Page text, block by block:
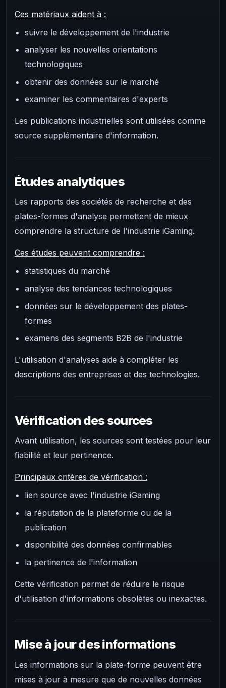
Ces matériaux aident à :
suivre le développement de l'industrie
analyser les nouvelles orientations
technologiques
obtenir des données sur le marché
examiner les commentaires d'experts
Les publications industrielles sont utilisées comme
source supplémentaire d'information.
Études analytiques
Les rapports des sociétés de recherche et des
plates-formes d'analyse permettent de mieux
comprendre la structure de l'industrie iGaming.
Ces études peuvent comprendre :
statistiques du marché
analyse des tendances technologiques
données sur le développement des plates-
formes
examens des segments B2B de l'industrie
L'utilisation d'analyses aide à compléter les
descriptions des entreprises et des technologies.
Vérification des sources
Avant utilisation, les sources sont testées pour leur
fiabilité et leur pertinence.
Principaux critères de vérification :
lien source avec l'industrie iGaming
la réputation de la plateforme ou de la
publication
disponibilité des données confirmables
la pertinence de l'information
Cette vérification permet de réduire le risque
d'utilisation d'informations obsolètes ou inexactes.
Mise à jour des informations
Les informations sur la plate-forme peuvent être
mises à jour à mesure que de nouvelles données